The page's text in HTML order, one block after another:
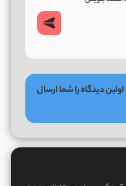
دیدگاه را شما ارسال